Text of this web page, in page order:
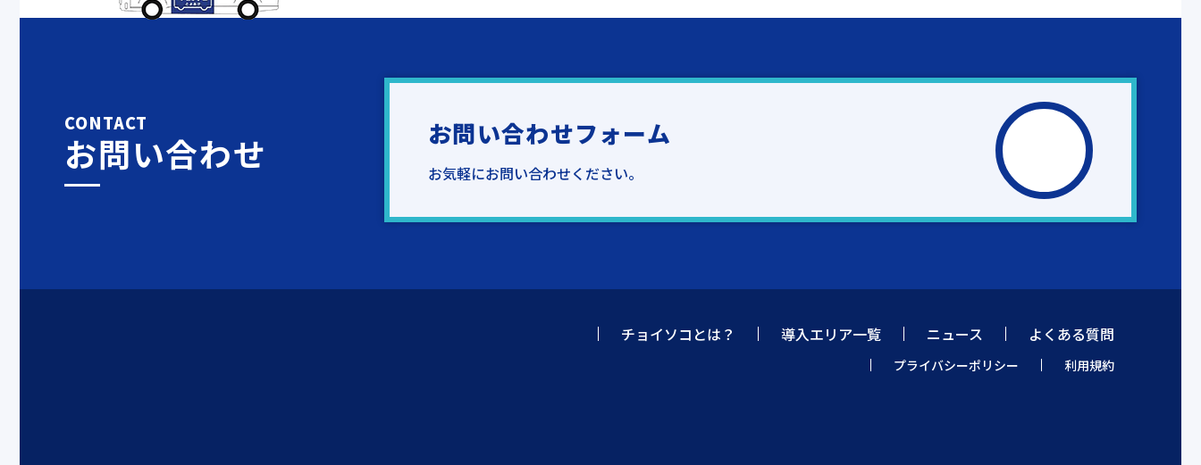
CONTACT
お問い合わせ お問い合わせフォーム
お気軽にお問い合わせください。
チョイソコとは？ 導入エリア一覧 ニュース よくある質問
プライバシーポリシー 利用規約